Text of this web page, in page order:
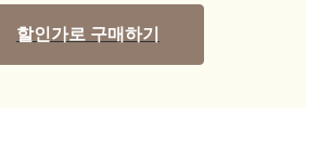
할인가로 구매하기